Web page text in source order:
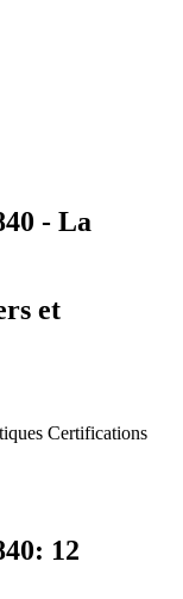
- La
et
Certifications
12